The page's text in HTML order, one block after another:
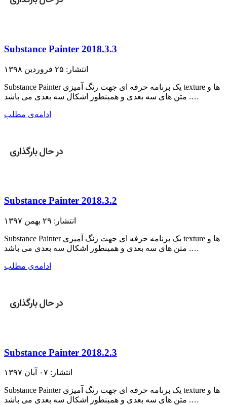
Substance Painter 2018.3.3
انتشار: ۲۵ فروردین ۱۳۹۸
Substance Painter یک برنامه حرفه ای جهت رنگ آمیزی texture ها و
متن های سه بعدی و همینطور اشکال سه بعدی می باشد .…
ادامه‌ی مطلب
Substance Painter 2018.3.2
انتشار: ۲۹ بهمن ۱۳۹۷
Substance Painter یک برنامه حرفه ای جهت رنگ آمیزی texture ها و
متن های سه بعدی و همینطور اشکال سه بعدی می باشد .…
ادامه‌ی مطلب
Substance Painter 2018.2.3
انتشار: ۰۷ آبان ۱۳۹۷
Substance Painter یک برنامه حرفه ای جهت رنگ آمیزی texture ها و
متن های سه بعدی و همینطور اشکال سه بعدی می باشد .…